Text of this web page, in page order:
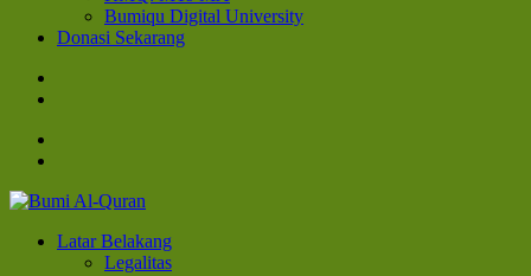
Bumiqu Digital University
Donasi Sekarang
Bumi Al-Quran
Sinergi Untuk Kebahagiaan Dunia-Akhirat
Latar Belakang
Legalitas